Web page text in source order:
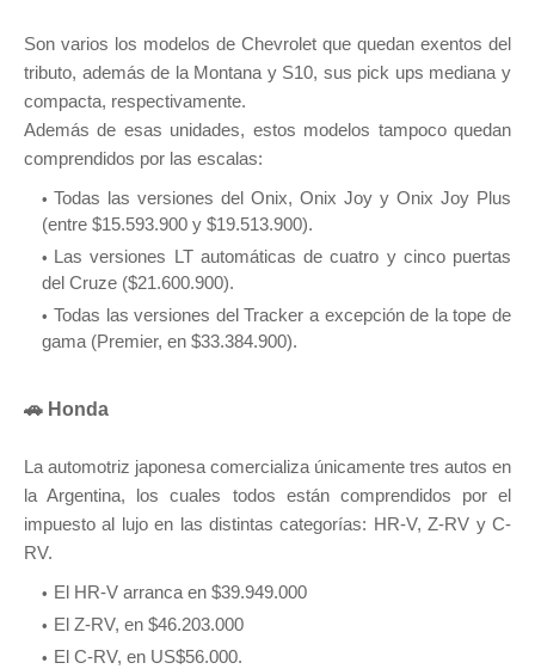
Son varios los modelos de Chevrolet que quedan exentos del
tributo, además de la Montana y S10, sus pick ups mediana y
compacta, respectivamente.
Además de esas unidades, estos modelos tampoco quedan
comprendidos por las escalas:
Todas las versiones del Onix, Onix Joy y Onix Joy Plus
(entre $15.593.900 y $19.513.900).
Las versiones LT automáticas de cuatro y cinco puertas
del Cruze ($21.600.900).
Todas las versiones del Tracker a excepción de la tope de
gama (Premier, en $33.384.900).
🚗 Honda
La automotriz japonesa comercializa únicamente tres autos en
la Argentina, los cuales todos están comprendidos por el
impuesto al lujo en las distintas categorías: HR-V, Z-RV y C-
RV.
El HR-V arranca en $39.949.000
El Z-RV, en $46.203.000
El C-RV, en US$56.000.